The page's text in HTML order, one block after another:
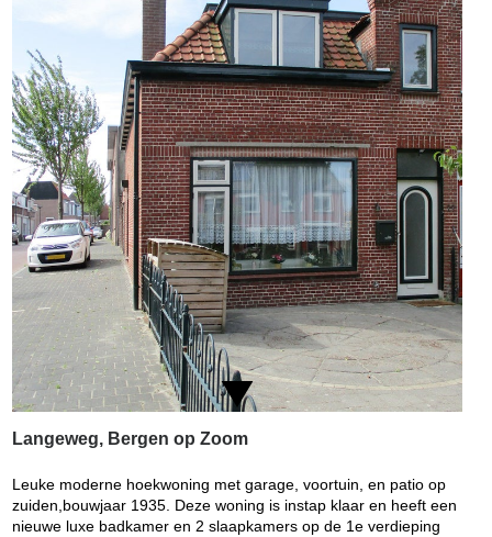
Langeweg, Bergen op Zoom
Leuke moderne hoekwoning met garage, voortuin, en patio op
zuiden,bouwjaar 1935. Deze woning is instap klaar en heeft een
nieuwe luxe badkamer en 2 slaapkamers op de 1e verdieping